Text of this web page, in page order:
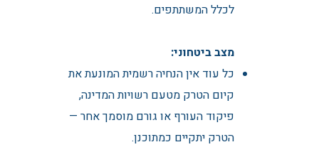
לכלל המשתתפים.
מצב ביטחוני:
כל עוד אין הנחיה רשמית המונעת את
קיום הטרק מטעם רשויות המדינה,
פיקוד העורף או גורם מוסמך אחר —
הטרק יתקיים כמתוכנן.